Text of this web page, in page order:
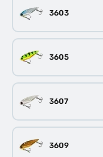
3603
3605
3607
3609